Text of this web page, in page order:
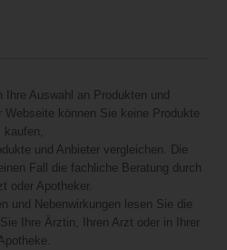
Ihre Auswahl an Produkten und
Webseite können Sie keine Produkte
kaufen,
und Anbieter vergleichen. Die
Fall die fachliche Beratung durch
oder Apotheker.
und Nebenwirkungen lesen Sie die
Ihre Ärztin, Ihren Arzt oder in Ihrer